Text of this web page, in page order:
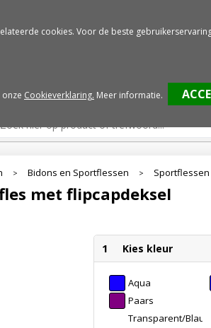
> Bidons en Sportflessen > Sportflessen
met flipcapdeksel
1 Kies kleur
Aqua
Paars
Transparent/Blauw
cookies. Voor de beste
onze Cookieverklaring. Meer informatie.